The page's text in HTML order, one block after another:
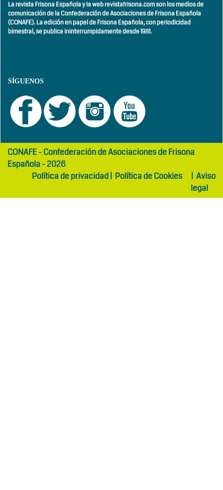
La revista Frisona Española y la web revistafrisona.com son los medios de
comunicación de la Confederación de Asociaciones de Frisona Española
(CONAFE). La edición en papel de Frisona Española, conperiodicidad
bimestral,se publica ininterrumpidamente desde 1981.
SÍGUENOS
girls
abaya
maltepe
otelCONAFE - Confederación de Asociaciones de Frisona
Española - 2026
Política de privacidad| Política de Cookies | Aviso
legal